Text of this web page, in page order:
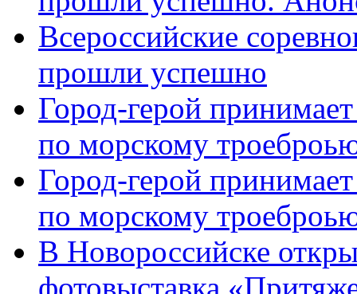
Всероссийские
прошли успешно
Город-герой
по морскому
Город-герой
по морскому
В Новороссийске
фотовыставка